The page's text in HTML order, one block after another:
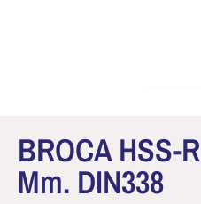
BROCA HSS-
Mm. DIN338